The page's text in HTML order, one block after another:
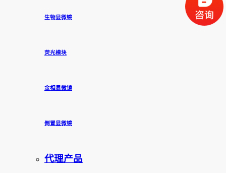
生物显微镜
荧光模块
金相显微镜
倒置显微镜
代理产品